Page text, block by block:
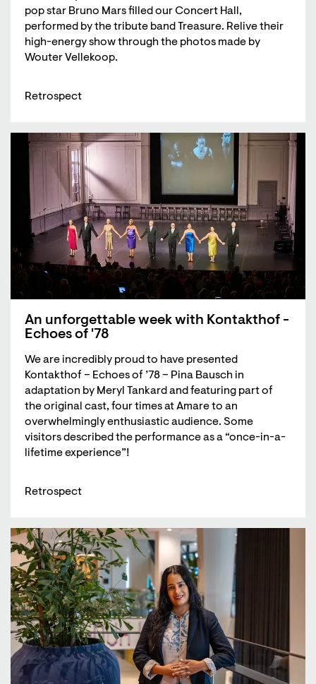
pop star Bruno Mars filled our Concert Hall,
performed by the tribute band Treasure. Relive their
high-energy show through the photos made by
Wouter Vellekoop.
Retrospect
An unforgettable week with Kontakthof -
Echoes of '78
We are incredibly proud to have presented
Kontakthof – Echoes of ’78 – Pina Bausch in
adaptation by Meryl Tankard and featuring part of
the original cast, four times at Amare to an
overwhelmingly enthusiastic audience. Some
visitors described the performance as a “once-in-a-
lifetime experience”!
Retrospect